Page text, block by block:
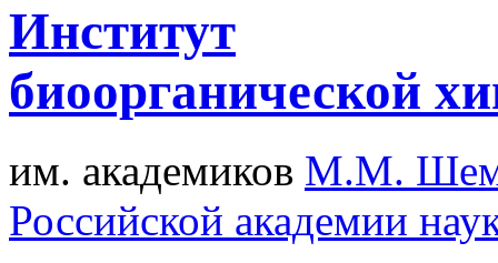
Институт
биоорганической
им. академиков М.М.
Российской академии